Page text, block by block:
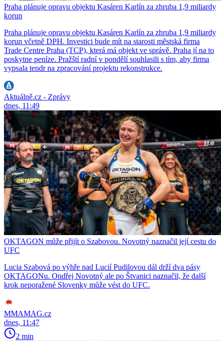
Praha plánuje opravu objektu Kasáren Karlín za zhruba 1,9 miliardy
korun
Praha plánuje opravu objektu Kasáren Karlín za zhruba 1,9 miliardy
korun včetně DPH. Investici bude mít na starosti městská firma
Trade Centre Praha (TCP), která má objekt ve správě. Praha jí na to
poskytne peníze. Pražští radní v pondělí souhlasili s tím, aby firma
vypsala tendr na zpracování projektu rekonstrukce.
Aktuálně.cz - Zprávy
dnes, 11:49
OKTAGON může přijít o Szabovou. Novotný naznačil její cestu do
UFC
Lucia Szabová po výhře nad Lucií Pudilovou dál drží dva pásy
OKTAGONu. Ondřej Novotný ale po Štvanici naznačil, že další
krok neporažené Slovenky může vést do UFC.
MMAMAG.cz
dnes, 11:47
2 min